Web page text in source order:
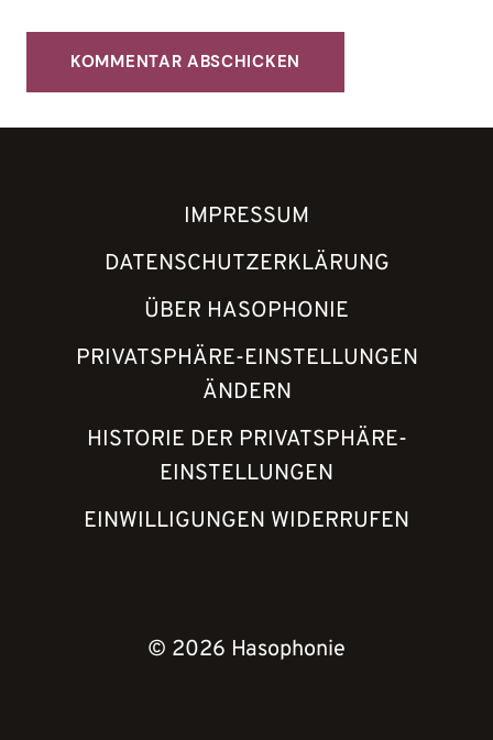
IMPRESSUM
DATENSCHUTZERKLÄRUNG
ÜBER HASOPHONIE
PRIVATSPHÄRE-EINSTELLUNGEN
ÄNDERN
HISTORIE DER PRIVATSPHÄRE-
EINSTELLUNGEN
EINWILLIGUNGEN WIDERRUFEN
© 2026 Hasophonie